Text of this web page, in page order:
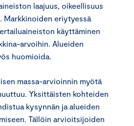
laajuus, oikeellisuus
Markkinoiden eriytyessä
käyttäminen
arvoihin. Alueiden
huomioida.
massa-arvioinnin myötä
Yksittäisten kohteiden
kysynnän ja alueiden
Tällöin arvioitsijoiden